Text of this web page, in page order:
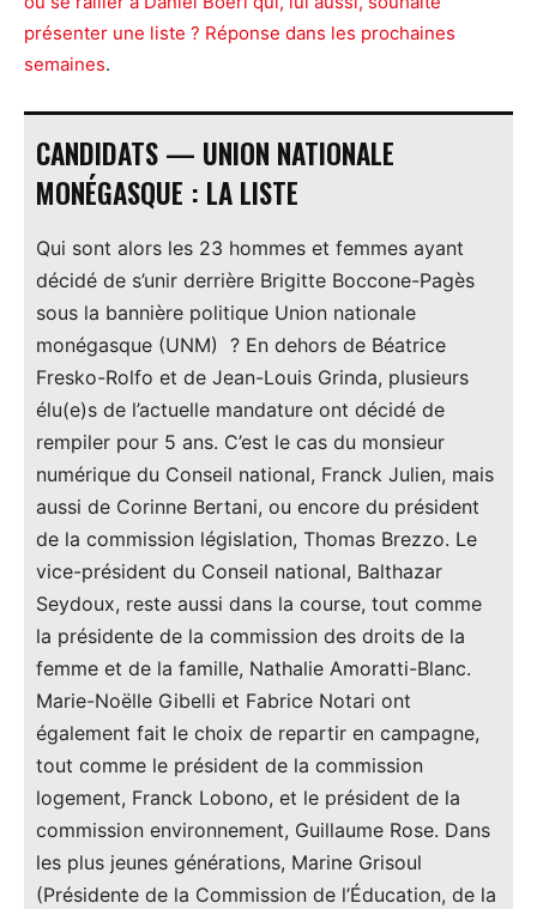
présenter une liste ? Réponse dans les prochaines
semaines.
CANDIDATS — UNION NATIONALE
MONÉGASQUE : LA LISTE
Qui sont alors les 23 hommes et femmes ayant
décidé de s’unir derrière Brigitte Boccone-Pagès
sous la bannière politique Union nationale
monégasque (UNM) ? En dehors de Béatrice
Fresko-Rolfo et de Jean-Louis Grinda, plusieurs
élu(e)s de l’actuelle mandature ont décidé de
rempiler pour 5 ans. C’est le cas du monsieur
numérique du Conseil national, Franck Julien, mais
aussi de Corinne Bertani, ou encore du président
de la commission législation, Thomas Brezzo. Le
vice-président du Conseil national, Balthazar
Seydoux, reste aussi dans la course, tout comme
la présidente de la commission des droits de la
femme et de la famille, Nathalie Amoratti-Blanc.
Marie-Noëlle Gibelli et Fabrice Notari ont
également fait le choix de repartir en campagne,
tout comme le président de la commission
logement, Franck Lobono, et le président de la
commission environnement, Guillaume Rose. Dans
les plus jeunes générations, Marine Grisoul
(Présidente de la Commission de l’Éducation, de la